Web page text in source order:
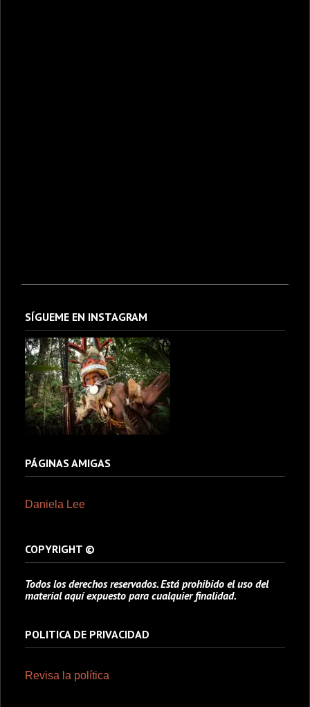
SÍGUEME EN INSTAGRAM
PÁGINAS AMIGAS
Daniela Lee
COPYRIGHT ©
Todos los derechos reservados. Está prohibido el uso del
material aquí expuesto para cualquier finalidad.
POLITICA DE PRIVACIDAD
Revisa la política